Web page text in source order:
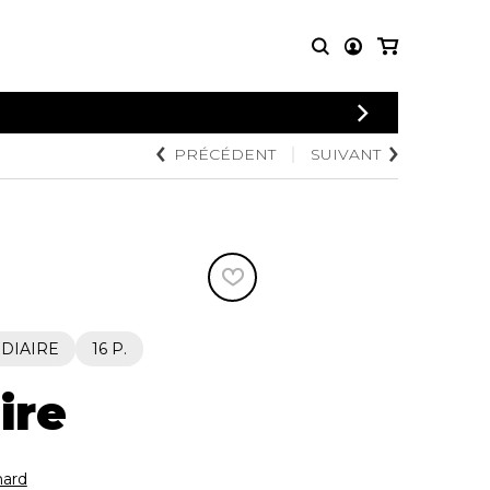
CONNEXION
PARTITIONS
POUR
Quatuor de saxophones
AUTRES
PRODUITS
Disques compacts et
DVDs
PRÉCÉDENT SUIVANT
16 P.